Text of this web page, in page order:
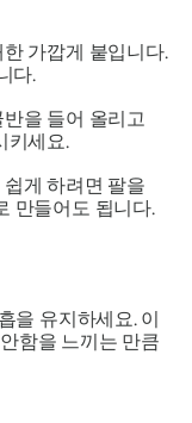
가깝게 붙입니다.
다.
을 들어 올리고
키세요.
게 하려면 팔을
만들어도 됩니다.
을 유지하세요. 이
함을 느끼는 만큼